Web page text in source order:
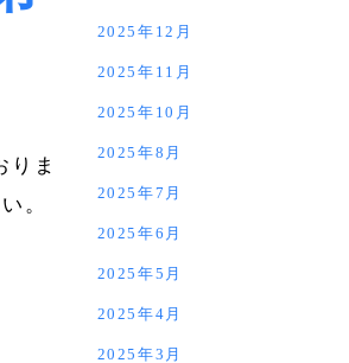
りま
。
2025年12月
2025年11月
2025年10月
2025年8月
2025年7月
2025年6月
2025年5月
2025年4月
2025年3月